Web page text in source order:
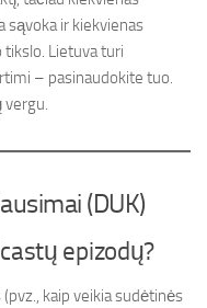
sąvoka ir kiekvienas
Lietuva turi
– pasinaudokite tuo.
vergu.
(DUK)
epizodų?
kaip veikia sudėtinės